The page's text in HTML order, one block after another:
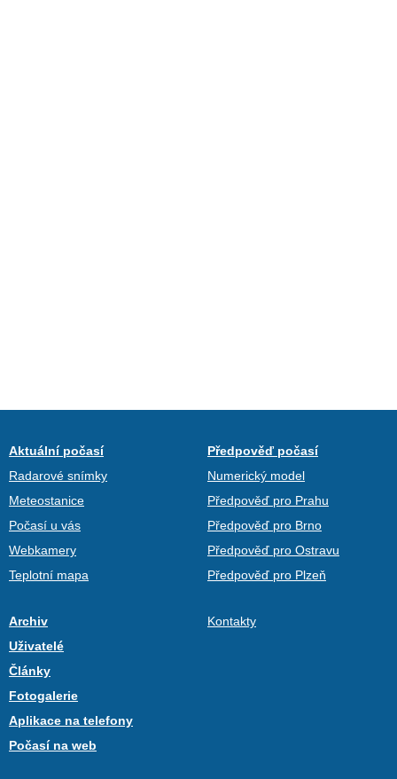
Aktuální počasí
Radarové snímky
Meteostanice
Počasí u vás
Webkamery
Teplotní mapa
Předpověď počasí
Numerický model
Předpověď pro Prahu
Předpověď pro Brno
Předpověď pro Ostravu
Předpověď pro Plzeň
Archiv
Uživatelé
Články
Fotogalerie
Aplikace na telefony
Počasí na web
Kontakty